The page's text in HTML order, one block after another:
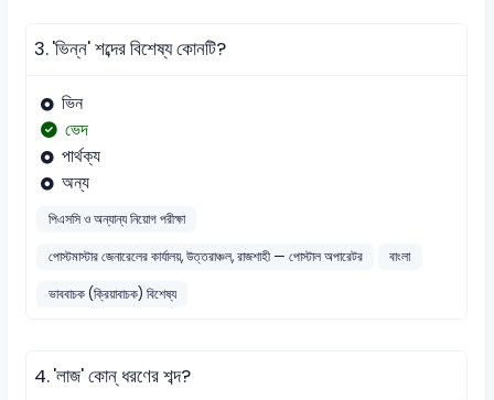
3.'ভিন্ন' শব্দের বিশেষ্য কোনটি?
ভিন
ভেদ
পার্থক্য
অন্য
পিএসসি ও অন্যান্য নিয়োগ পরীক্ষা
পোস্টমাস্টার জেনারেলের কার্যালয়, উত্তরাঞ্চল, রাজশাহী — পোস্টাল অপারেটর
বাংলা
ভাববাচক (ক্রিয়াবাচক) বিশেষ্য
4.'লাজ' কোন্ ধরণের শব্দ?